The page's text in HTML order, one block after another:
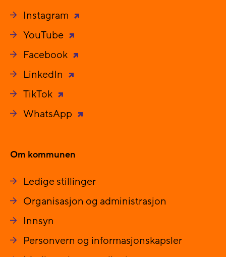
Instagram
YouTube
Facebook
LinkedIn
TikTok
WhatsApp
Om kommunen
Ledige stillinger
Organisasjon og administrasjon
Innsyn
Personvern og informasjonskapsler